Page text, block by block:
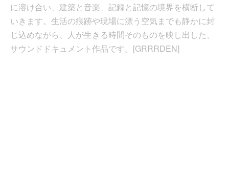
に溶け合い、建築と音楽、記録と記憶の境界を横断して
いきます。生活の痕跡や現場に漂う空気までも静かに封
じ込めながら、人が生きる時間そのものを映し出した、
サウンドドキュメント作品です。[GRRRDEN]